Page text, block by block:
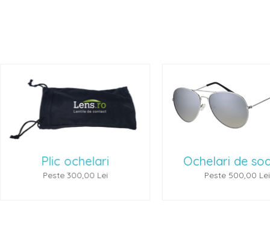
ochelari
300,00 Lei
Ochelari de soare 1
Peste 500,00 Lei